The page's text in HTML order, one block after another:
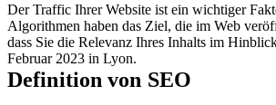
Der Traffic Ihrer Website ist ein wichtiger
Algorithmen haben das Ziel, die im Web
dass Sie die Relevanz Ihres Inhalts im
Februar 2023 in Lyon.
Definition von SEO